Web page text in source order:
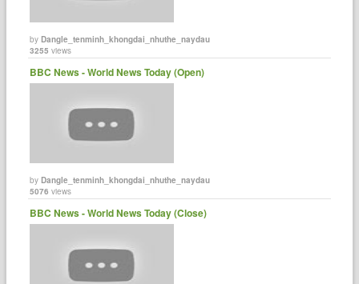
byDangle_tenminh_khongdai_nhuthe_naydau
3255 views
BBC News - World News Today (Open)
byDangle_tenminh_khongdai_nhuthe_naydau
5076 views
BBC News - World News Today (Close)